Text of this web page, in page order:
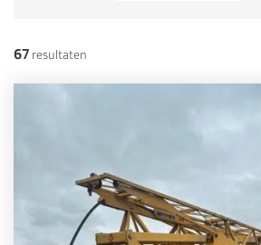
67 resultaten